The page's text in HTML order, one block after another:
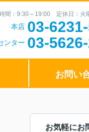
間：9:30～19:00 定休日：火
本店 03-
ンター 03-
お問い
お気軽にお